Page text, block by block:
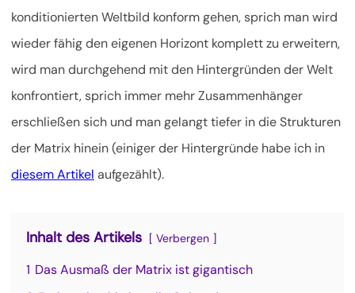
konditioniertenWeltbild konform gehen, sprich man wird
wieder fähig den eigenen Horizont komplett zu erweitern,
wird man durchgehend mit den Hintergründen der Welt
konfrontiert, sprich immer mehr Zusammenhänger
erschließen sich und man gelangt tiefer in die Strukturen
der Matrix hinein (einiger der Hintergründe habe ich in
diesem Artikel aufgezählt).
Inhalt des Artikels Verbergen
1 Das Ausmaß der Matrix ist gigantisch